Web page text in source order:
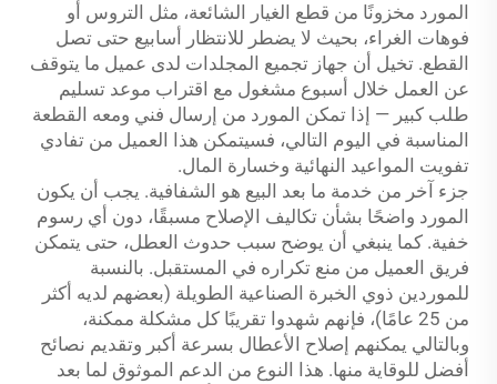
المورد مخزونًا من قطع الغيار الشائعة، مثل التروس أو
فوهات الغراء، بحيث لا يضطر للانتظار أسابيع حتى تصل
القطع. تخيل أن جهاز تجميع المجلدات لدى عميل ما يتوقف
عن العمل خلال أسبوع مشغول مع اقتراب موعد تسليم
طلب كبير — إذا تمكن المورد من إرسال فني ومعه القطعة
المناسبة في اليوم التالي، فسيتمكن هذا العميل من تفادي
تفويت المواعيد النهائية وخسارة المال.
جزء آخر من خدمة ما بعد البيع هو الشفافية. يجب أن يكون
المورد واضحًا بشأن تكاليف الإصلاح مسبقًا، دون أي رسوم
خفية. كما ينبغي أن يوضح سبب حدوث العطل، حتى يتمكن
فريق العميل من منع تكراره في المستقبل. بالنسبة
للموردين ذوي الخبرة الصناعية الطويلة (بعضهم لديه أكثر
من 25 عامًا)، فإنهم شهدوا تقريبًا كل مشكلة ممكنة،
وبالتالي يمكنهم إصلاح الأعطال بسرعة أكبر وتقديم نصائح
أفضل للوقاية منها. هذا النوع من الدعم الموثوق لما بعد